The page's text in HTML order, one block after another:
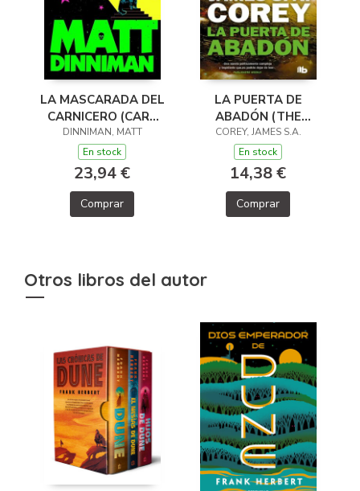
LA MASCARADA DEL
CARNICERO (CARL
EL MAZMORRERO 5)
DINNIMAN, MATT
En stock
23,94 €
Comprar
LA PUERTA DE
ABADÓN (THE
EXPANSE 3)
COREY, JAMES S.A.
En stock
14,38 €
Comprar
Otros libros del autor